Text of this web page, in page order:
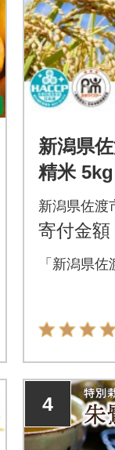
新潟県
精米 5kg
新潟県佐渡
寄付金額
「新潟県
4